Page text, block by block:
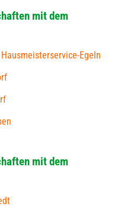
mit dem
Hausmeisterservice-Egeln
mit dem